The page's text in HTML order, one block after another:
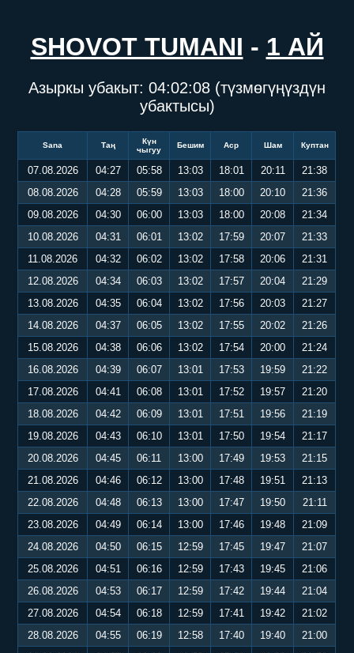
SHOVOT TUMANI - 1 АЙ
Азыркы убакыт: 04:02:08 (түзмөгүңүздүн
убактысы)
Sana Таң
Күн
чыгуу
Бешим Аср Шам Куптан
07.08.2026 04:27 05:58 13:03 18:01 20:11
21:38
08.08.2026
04:28 05:59 13:03 18:00 20:10
21:36
09.08.2026
04:30 06:00 13:03 18:00 20:08
21:34
10.08.2026
04:31 06:01 13:02 17:59 20:07
21:33
11.08.2026
04:32 06:02 13:02 17:58 20:06
21:31
12.08.2026
04:34 06:03 13:02 17:57 20:04
21:29
13.08.2026
04:35 06:04 13:02 17:56 20:03
21:27
14.08.2026
04:37 06:05 13:02 17:55 20:02
21:26
15.08.2026
04:38 06:06 13:02 17:54 20:00
21:24
16.08.2026
04:39 06:07 13:01 17:53 19:59
21:22
17.08.2026
04:41 06:08 13:01 17:52 19:57
21:20
18.08.2026
04:42 06:09 13:01 17:51 19:56
21:19
19.08.2026
04:43 06:10 13:01 17:50 19:54
21:17
20.08.2026
04:45 06:11 13:00 17:49 19:53
21:15
21.08.2026
04:46 06:12 13:00 17:48 19:51
21:13
22.08.2026
04:48 06:13 13:00 17:47 19:50
21:11
23.08.2026
04:49 06:14 13:00 17:46 19:48
21:09
24.08.2026
04:50 06:15 12:59 17:45 19:47
21:07
25.08.2026
04:51 06:16 12:59 17:43 19:45
21:06
26.08.2026
04:53 06:17 12:59 17:42 19:44
21:04
27.08.2026
04:54 06:18 12:59 17:41 19:42
21:02
28.08.2026
04:55 06:19 12:58 17:40 19:40
21:00